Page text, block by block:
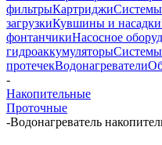
фильтрыКартриджиСистемы
загрузкиКувшины и насадки
фонтанчикиНасосное
гидроаккумуляторы
протечекВодонагреватели
-
Накопительные
Проточные
-Водонагреватель